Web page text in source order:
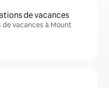
de vacances
de vacances à Mount